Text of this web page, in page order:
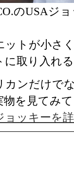
のUSAジ
ットが小さ
に取り入れ
カンだけで
物を見てみ
ョッキーを